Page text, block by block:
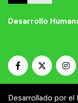
Desarrollo
Desarrollado por